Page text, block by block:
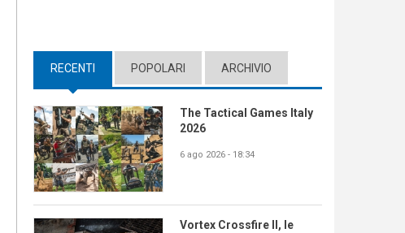
RECENTI (ACTIVE TAB)
POPOLARI ARCHIVIO
The Tactical Games Italy
2026
6 ago 2026 - 18:34
Vortex Crossfire II, le